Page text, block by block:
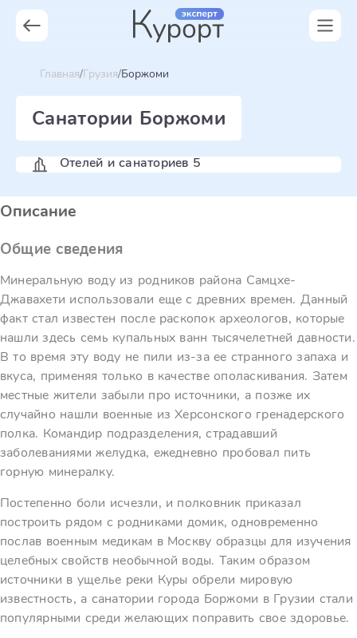
Главная Грузия Боржоми
Санатории Боржоми
Отелей и санаториев 5
Описание
Общие сведения
Минеральную воду из родников района Самцхе-
Джавахети использовали еще с древних времен. Данный
факт стал известен после раскопок археологов, которые
нашли здесь семь купальных ванн тысячелетней давности.
В то время эту воду не пили из-за ее странного запаха и
вкуса, применяя только в качестве ополаскивания. Затем
местные жители забыли про источники, а позже их
случайно нашли военные из Херсонского гренадерского
полка. Командир подразделения, страдавший
заболеваниями желудка, ежедневно пробовал пить
горную минералку.
Постепенно боли исчезли, и полковник приказал
построить рядом с родниками домик, одновременно
послав военным медикам в Москву образцы для изучения
целебных свойств необычной воды. Таким образом
источники в ущелье реки Куры обрели мировую
известность, а санатории города Боржоми в Грузии стали
популярными среди желающих поправить свое здоровье.